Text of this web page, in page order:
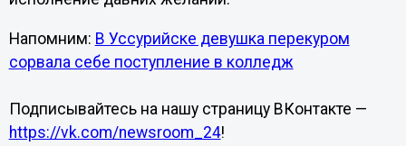
Напомним: В Уссурийске девушка перекуром
сорвала себе поступление в колледж
Подписывайтесь на нашу страницу ВКонтакте —
https://vk.com/newsroom_24!